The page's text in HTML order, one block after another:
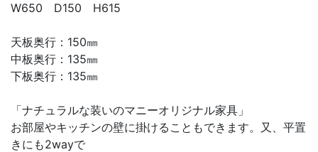
W650 D150 H615
天板奥行：150㎜
中板奥行：135㎜
下板奥行：135㎜
「ナチュラルな装いのマニーオリジナル家具」
お部屋やキッチンの壁に掛けることもできます。又、平置
きにも2wayで